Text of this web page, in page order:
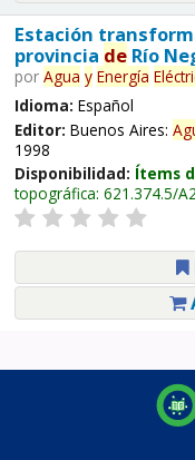
Estación
provincia deRío
por Agua y Energía
Idioma: Español
Editor: Buenos Aires:
1998
Disponibilidad: Ítems
topográfica: 621.374.5/